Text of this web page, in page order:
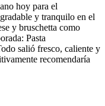
hoy para el
y tranquilo en el
y bruschetta como
Pasta
salió fresco, caliente y
recomendaría